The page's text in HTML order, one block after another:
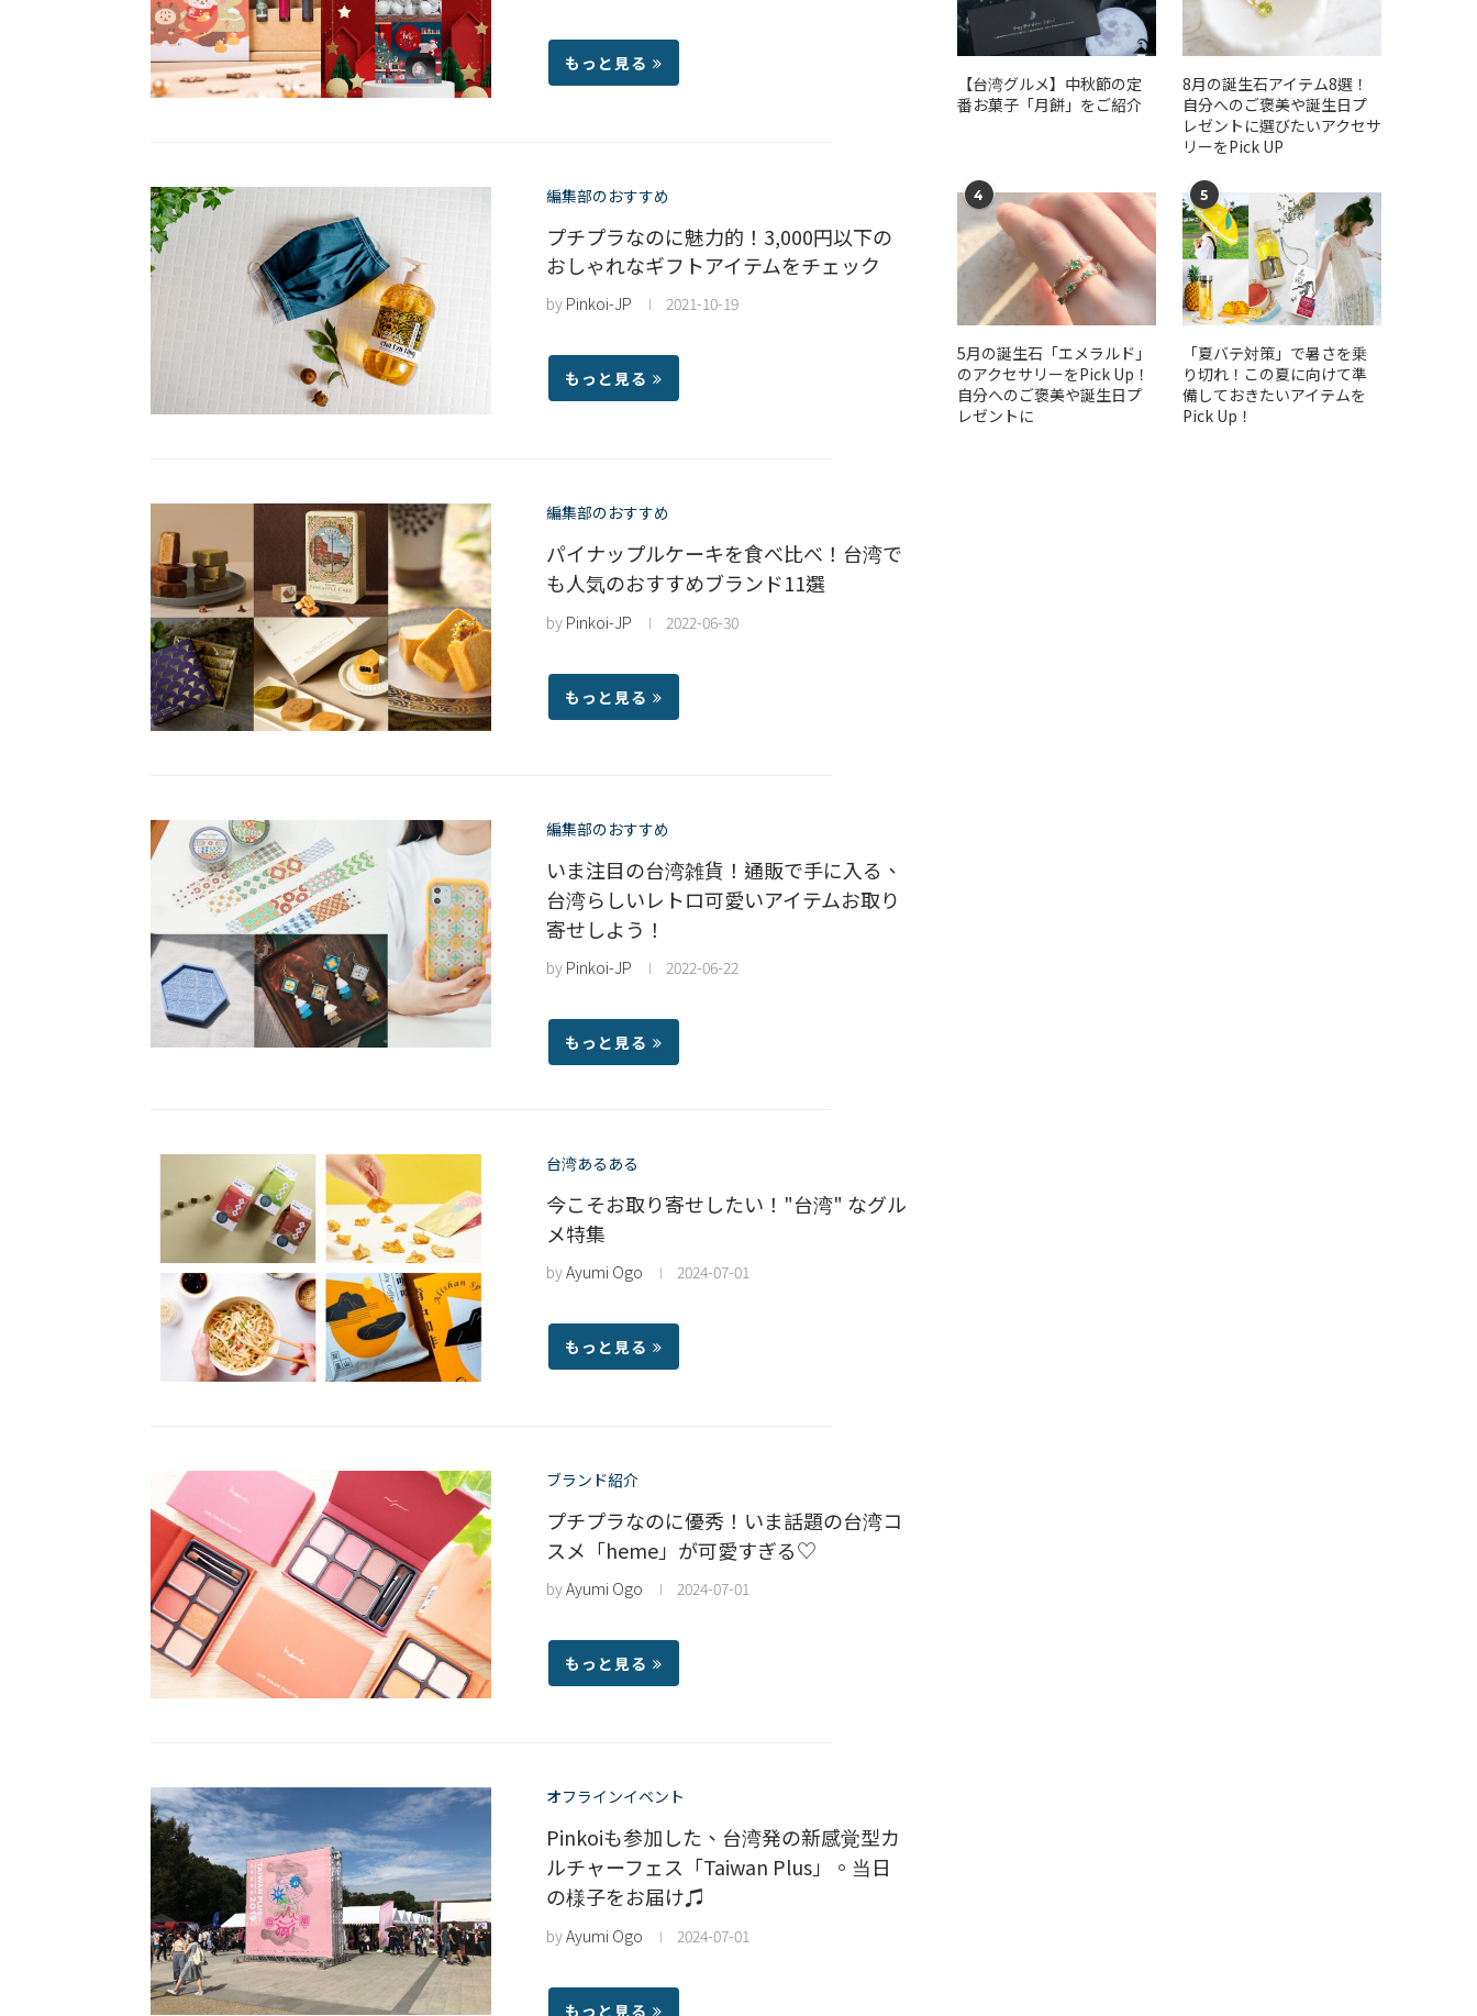
もっと見る
編集部のおすすめ
プチプラなのに魅力的！3,000円以下の
おしゃれなギフトアイテムをチェック
by Pinkoi-JP 2021-10-19
もっと見る
編集部のおすすめ
パイナップルケーキを食べ比べ！台湾で
も人気のおすすめブランド11選
by Pinkoi-JP 2022-06-30
もっと見る
編集部のおすすめ
いま注目の台湾雑貨！通販で手に入る、
台湾らしいレトロ可愛いアイテムお取り
寄せしよう！
by Pinkoi-JP 2022-06-22
もっと見る
台湾あるある
今こそお取り寄せしたい！"台湾" なグル
メ特集
byAyumi Ogo 2024-07-01
もっと見る
ブランド紹介
プチプラなのに優秀！いま話題の台湾コ
スメ「heme」が可愛すぎる♡
byAyumi Ogo 2024-07-01
もっと見る
オフラインイベント
Pinkoiも参加した、台湾発の新感覚型カ
ルチャーフェス「Taiwan Plus」。当日
の様子をお届け♫
byAyumi Ogo 2024-07-01
もっと見る
【台湾グルメ】中秋節の定
番お菓子「月餅」をご紹介
​​8月の誕生石アイテム8選！
自分へのご褒美や誕生日プ
レゼントに選びたいアクセサ
リーをPick UP
4
5月の誕生石「エメラルド」
のアクセサリーをPick Up！
自分へのご褒美や誕生日プ
レゼントに
5
「夏バテ対策」で暑さを乗
り切れ！この夏に向けて準
備しておきたいアイテムを
Pick Up！